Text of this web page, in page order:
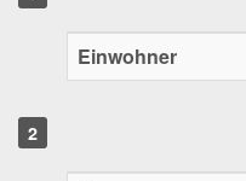
Einwohner